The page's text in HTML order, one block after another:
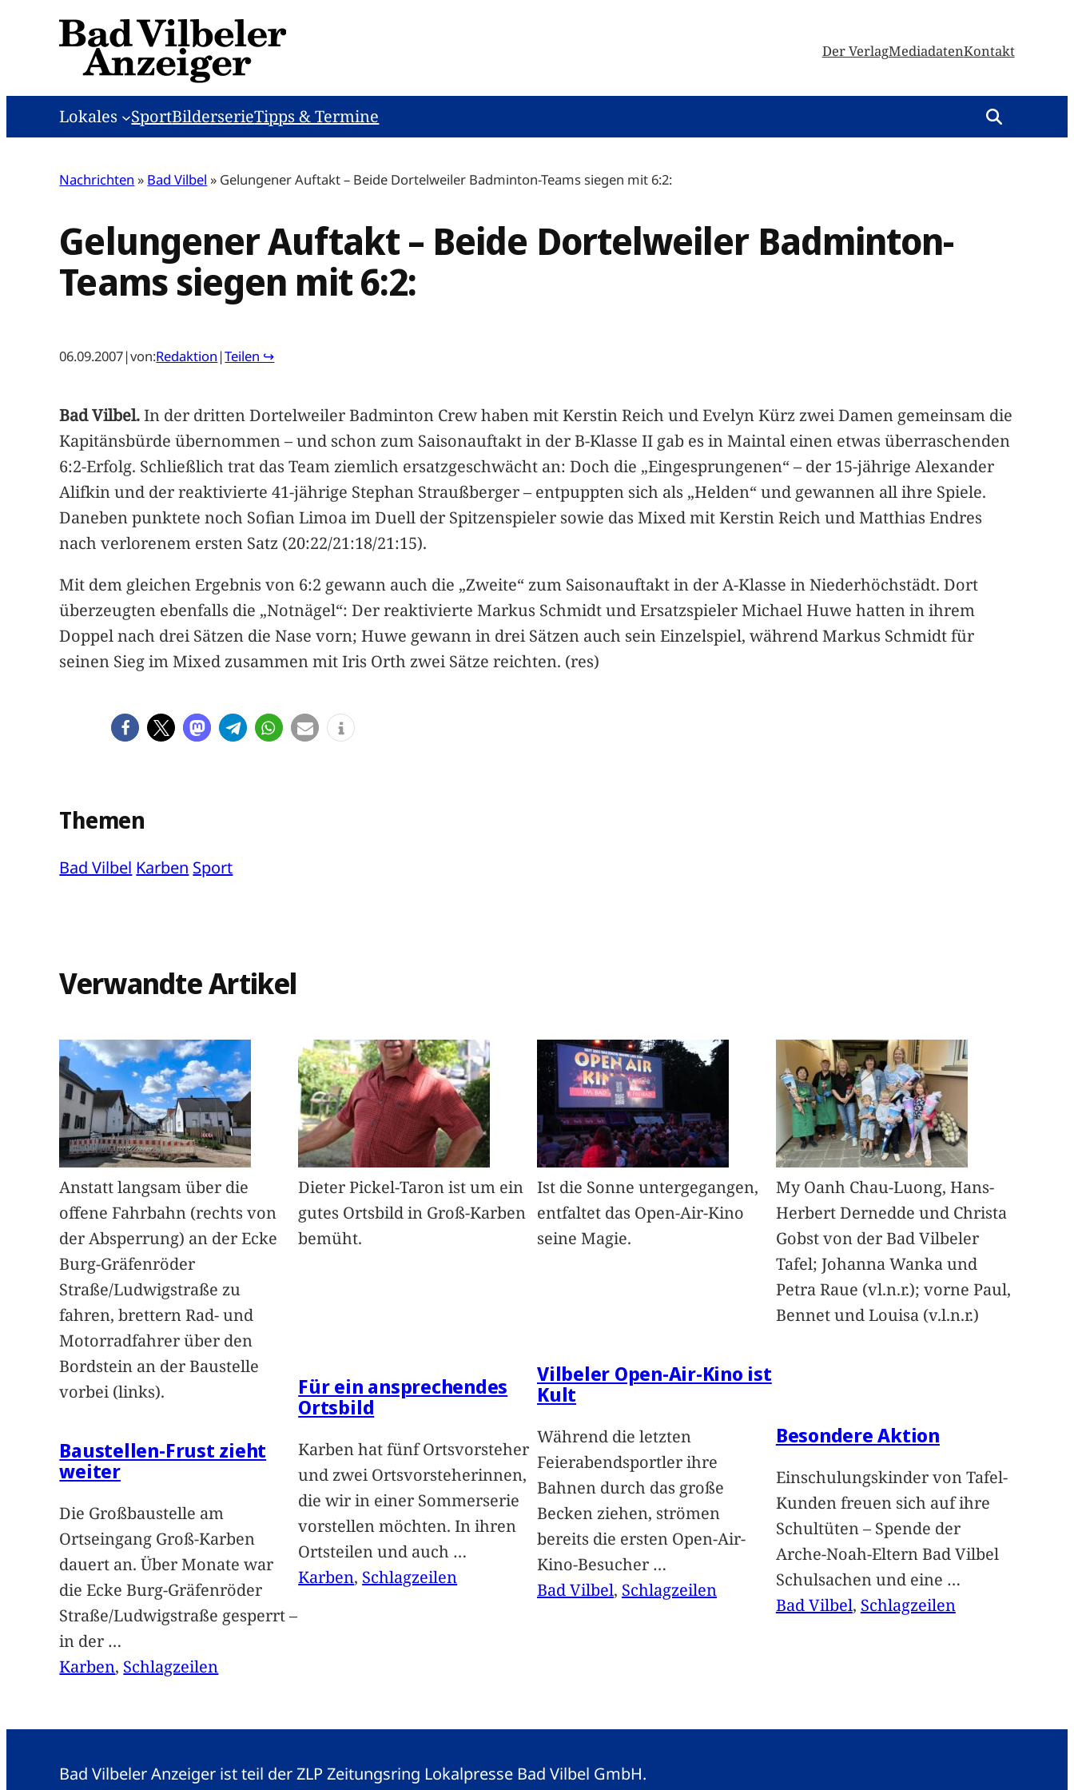
Der VerlagMediadatenKontakt
Lokales SportBilderserieTipps & Termine
Nachrichten » Bad Vilbel » Gelungener Auftakt – Beide Dortelweiler Badminton-Teams siegen mit 6:2:
Gelungener Auftakt – Beide Dortelweiler Badminton-
Teams siegen mit 6:2:
06.09.2007|von:Redaktion |Teilen ↪
Bad Vilbel.In der dritten Dortelweiler Badminton Crew haben mit Kerstin Reich und Evelyn Kürz zwei Damen gemeinsam die
Kapitänsbürde übernommen – und schon zum Saisonauftakt in der B-Klasse II gab es in Maintal einen etwas überraschenden
6:2-Erfolg. Schließlich trat das Team ziemlich ersatzgeschwächt an: Doch die „Eingesprungenen“ – der 15-jährige Alexander
Alifkin und der reaktivierte 41-jährige Stephan Straußberger – entpuppten sich als „Helden“ und gewannen all ihre Spiele.
Daneben punktete noch Sofian Limoa im Duell der Spitzenspieler sowie das Mixed mit Kerstin Reich und Matthias Endres
nach verlorenem ersten Satz (20:22/21:18/21:15).
Mit dem gleichen Ergebnis von 6:2 gewann auch die „Zweite“ zum Saisonauftakt in der A-Klasse in Niederhöchstädt. Dort
überzeugten ebenfalls die „Notnägel“: Der reaktivierte Markus Schmidt und Ersatzspieler Michael Huwe hatten in ihrem
Doppel nach drei Sätzen die Nase vorn; Huwe gewann in drei Sätzen auch sein Einzelspiel, während Markus Schmidt für
seinen Sieg im Mixed zusammen mit Iris Orth zwei Sätze reichten. (res)
Themen
Bad Vilbel Karben Sport
Verwandte Artikel
Anstatt langsam über die
offene Fahrbahn (rechts von
der Absperrung) an der Ecke
Burg-Gräfenröder
Straße/Ludwigstraße zu
fahren, brettern Rad- und
Motorradfahrer über den
Bordstein an der Baustelle
vorbei (links).
Baustellen-Frust zieht
weiter
Die Großbaustelle am
Ortseingang Groß-Karben
dauert an. Über Monate war
die Ecke Burg-Gräfenröder
Straße/Ludwigstraße gesperrt –
in der …
Karben, Schlagzeilen
Dieter Pickel-Taron ist um ein
gutes Ortsbild in Groß-Karben
bemüht.
Für ein ansprechendes
Ortsbild
Karben hat fünf Ortsvorsteher
und zwei Ortsvorsteherinnen,
die wir in einer Sommerserie
vorstellen möchten. In ihren
Ortsteilen und auch …
Karben, Schlagzeilen
Ist die Sonne untergegangen,
entfaltet das Open-Air-Kino
seine Magie.
Vilbeler Open-Air-Kino ist
Kult
Während die letzten
Feierabendsportler ihre
Bahnen durch das große
Becken ziehen, strömen
bereits die ersten Open-Air-
Kino-Besucher …
Bad Vilbel, Schlagzeilen
My Oanh Chau-Luong, Hans-
Herbert Dernedde und Christa
Gobst von der Bad Vilbeler
Tafel; Johanna Wanka und
Petra Raue (vl.n.r.); vorne Paul,
Bennet und Louisa (v.l.n.r.)
Besondere Aktion
Einschulungskinder von Tafel-
Kunden freuen sich auf ihre
Schultüten – Spende der
Arche-Noah-Eltern Bad Vilbel
Schulsachen und eine …
Bad Vilbel, Schlagzeilen
Bad Vilbeler Anzeiger ist teil der ZLP Zeitungsring Lokalpresse Bad Vilbel GmbH.